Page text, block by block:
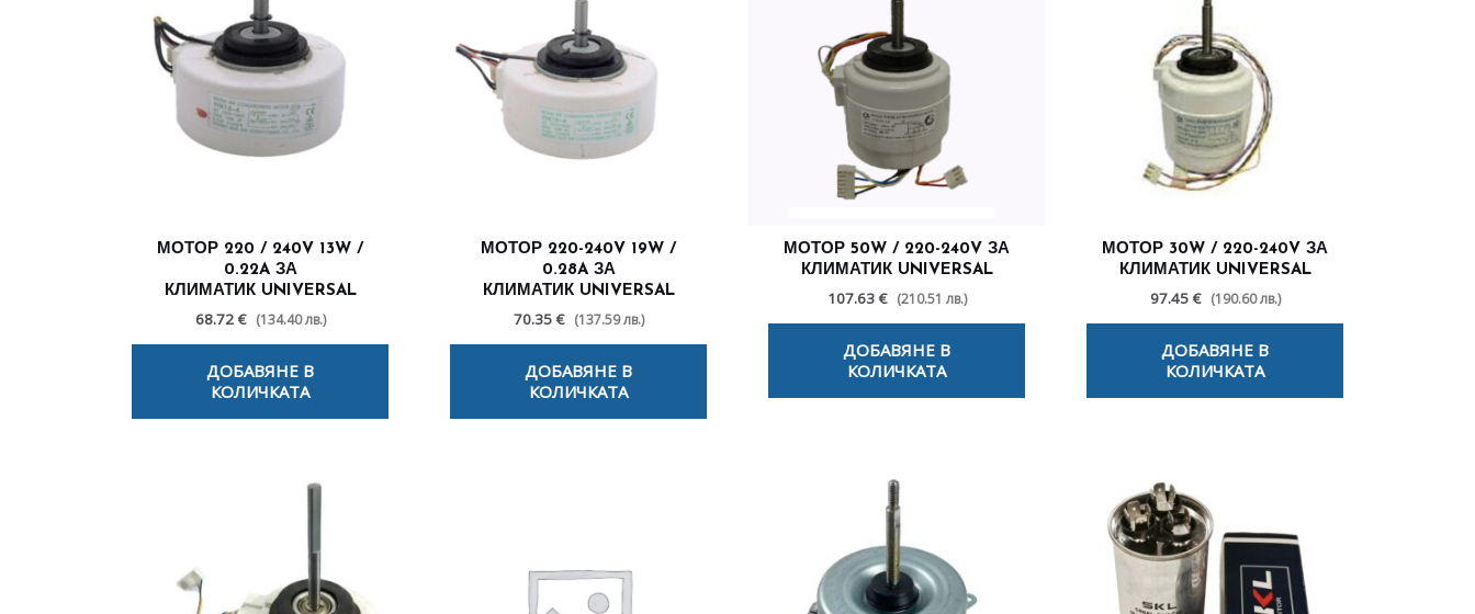
МОТОР 220 / 240V 13W /
0.22A ЗА
КЛИМАТИК UNIVERSAL
68.72 € (134.40 лв.)
ДОБАВЯНЕ В
КОЛИЧКАТА
МОТОР 220-240V 19W /
0.28A ЗА
КЛИМАТИК UNIVERSAL
70.35 € (137.59 лв.)
ДОБАВЯНЕ В
КОЛИЧКАТА
МОТОР 50W / 220-240V ЗА
КЛИМАТИК UNIVERSAL
107.63 € (210.51 лв.)
ДОБАВЯНЕ В
КОЛИЧКАТА
МОТОР 30W / 220-240V ЗА
КЛИМАТИК UNIVERSAL
97.45 € (190.60 лв.)
ДОБАВЯНЕ В
КОЛИЧКАТА